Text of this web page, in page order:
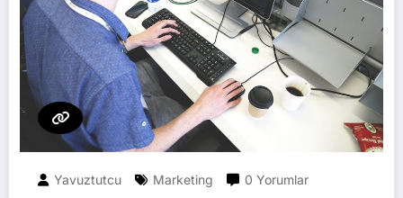
Yavuztutcu Marketing 0 Yorumlar